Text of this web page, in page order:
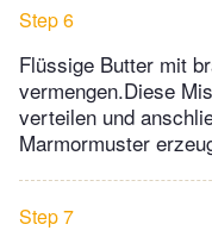
Step 6
Flüssige Butter mit
vermengen.Diese
verteilen und
Marmormuster
Step 7